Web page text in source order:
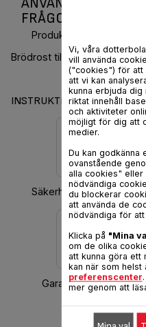
FRÅGOR PRINCIPIO
Produktkod :
Brödrost till ett bra pris och
INSTRUKTIONER & GARANTI
Säkerhetsinstruktioner
Garantiinformation
Vi, våra
vill använda
("cookies") för att
att vi kan
kunna erbjuda dig
riktat innehåll
och aktiviteter
möjligt för dig att
medier.
Du kan godkänna
ovanstående
alla cookies"
nödvändiga
du blockerar
att använda de
nödvändiga för
Klicka på "Mina
om de olika
att kunna göra ett
kan när som helst
preferenscenter
mer genom att